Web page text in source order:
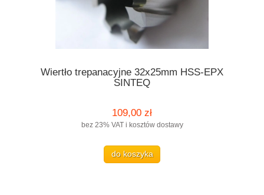
Wiertło trepanacyjne 32x25mm HSS-EPX
SINTEQ
109,00 zł
bez 23% VAT i kosztów dostawy
do koszyka